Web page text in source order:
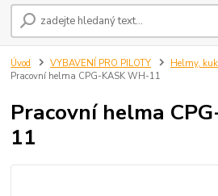
Úvod VYBAVENÍ PRO PILOTY Helmy,
Pracovní helma CPG-KASK WH-11
Pracovní helma
11